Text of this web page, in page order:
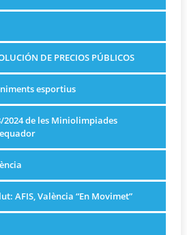
DE PRECIOS PÚBLICOS
esportius
2024 de les Miniolimpiades
AFIS, València “En Movimet”